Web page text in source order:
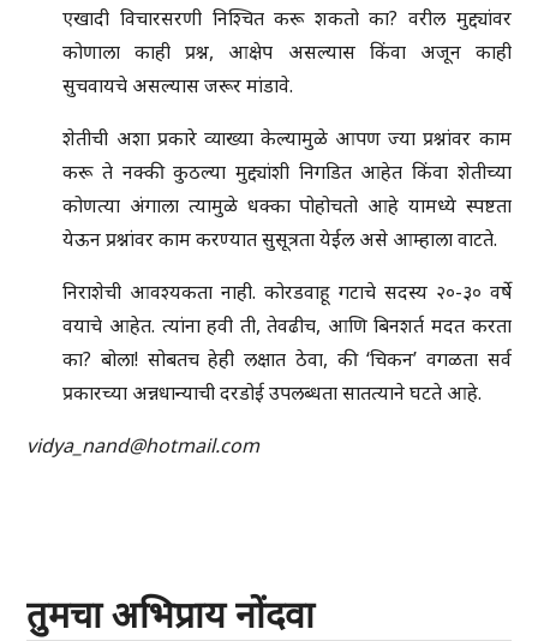
एखादी विचारसरणी निश्चित करू शकतो का? वरील मुद्द्यांवर
कोणाला काही प्रश्न, आक्षेप असल्यास किंवा अजून काही
सुचवायचे असल्यास जरूर मांडावे.
शेतीची अशा प्रकारे व्याख्या केल्यामुळे आपण ज्या प्रश्नांवर काम
करू ते नक्की कुठल्या मुद्द्यांशी निगडित आहेत किंवा शेतीच्या
कोणत्या अंगाला त्यामुळे धक्का पोहोचतो आहे यामध्ये स्पष्टता
येऊन प्रश्नांवर काम करण्यात सुसूत्रता येईल असे आम्हाला वाटते.
निराशेची आवश्यकता नाही. कोरडवाहू गटाचे सदस्य २०-३० वर्षे
वयाचे आहेत. त्यांना हवी ती, तेवढीच, आणि बिनशर्त मदत करता
का? बोला! सोबतच हेही लक्षात ठेवा, की ‘चिकन’ वगळता सर्व
प्रकारच्या अन्नधान्याची दरडोई उपलब्धता सातत्याने घटते आहे.
vidya_nand@hotmail.com
तुमचा अभिप्राय नोंदवा